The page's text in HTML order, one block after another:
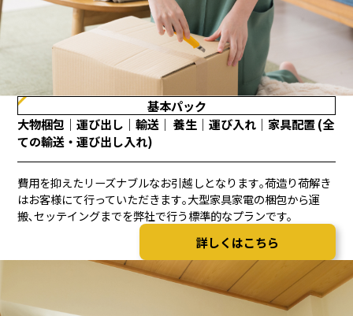
基本パック
大物梱包｜運び出し｜輸送｜ 養生｜運び入れ｜家具配置 (全
ての輸送・運び出し入れ)
費用を抑えたリーズナブルなお引越しとなります｡荷造り荷解き
はお客様にて行っていただきます｡大型家具家電の梱包から運
搬､セッテイングまでを弊社で行う標準的なプランです。
詳しくはこちら